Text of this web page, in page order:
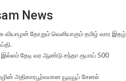
News
வியாழன் தோறும் வெளியாகும் தமிழ் வார இதழ்
தேடி வர ஆண்டு சந்தா ரூபாய் 500
அதிகாரபூர்வமான யூடியூப் சேனல்